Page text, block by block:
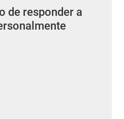
de responder a